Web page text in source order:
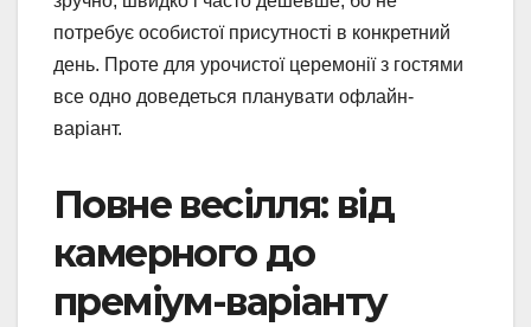
потребує особистої присутності в конкретний
день. Проте для урочистої церемонії з гостями
все одно доведеться планувати офлайн-
варіант.
Повне весілля: від
камерного до
преміум-варіанту